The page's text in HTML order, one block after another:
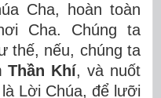
Cha, hoàn toàn
Cha. Chúng ta
thế, nếu, chúng ta
Thần Khí, và nuốt
là Lời Chúa, để lưỡi